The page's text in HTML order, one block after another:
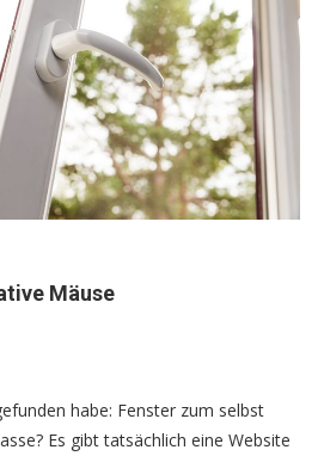
Mäuse
habe: Fenster zum selbst
Es gibt tatsächlich eine Website